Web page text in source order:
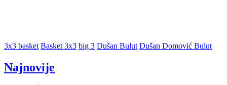
3x3 basket Basket 3x3 big 3 Dušan Bulut Dušan Domović Bulut
Najnovije